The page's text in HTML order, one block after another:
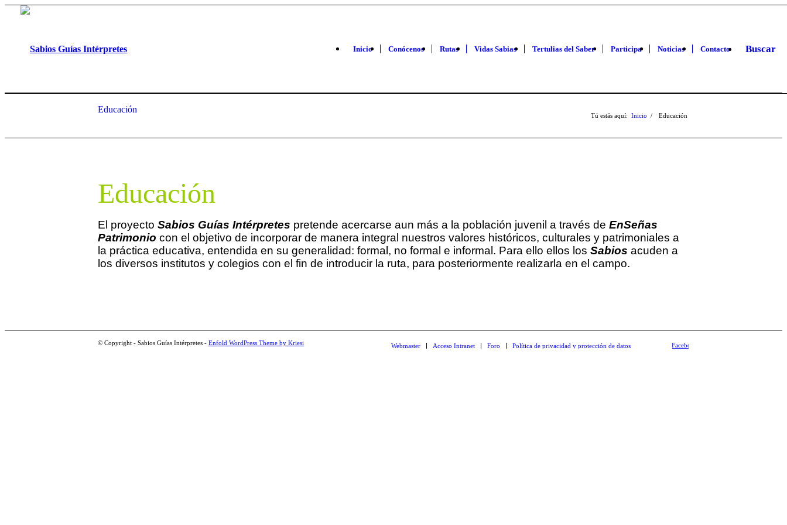
Inicio Conócenos Rutas Vidas Sabias Tertulias del Saber Participa Noticias Contacto Buscar
Educación
Tú estás aquí: Inicio / Educación
Educación
El proyecto Sabios Guías Intérpretes pretende acercarse aun más a la población juvenil a través de EnSeñas
Patrimonio con el objetivo de incorporar de manera integral nuestros valores históricos, culturales y patrimoniales a
la práctica educativa, entendida en su generalidad: formal, no formal e informal. Para ello ellos los Sabios acuden a
los diversos institutos y colegios con el fin de introducir la ruta, para posteriormente realizarla en el campo.
© Copyright - Sabios Guías Intérpretes - Enfold WordPress Theme by Kriesi Facebook
Webmaster Acceso Intranet Foro Política de privacidad y protección de datos